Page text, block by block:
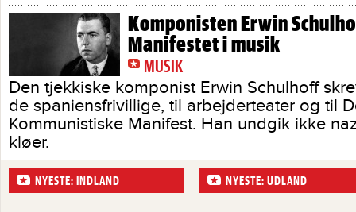
Komponisten Erwin
Manifestet i musik
MUSIK
Den tjekkiske komponist Erwin Schulhoff
de spaniensfrivillige, til arbejderteater og til
Kommunistiske Manifest. Han undgik ikke
kløer.
NYESTE: INDLAND NYESTE: UDLAND